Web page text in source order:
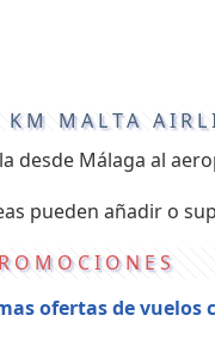
KM MALTA
desde Málaga al
pueden añadir o
ofertas de vuelos